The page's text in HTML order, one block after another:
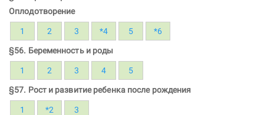
Оплодотворение
1 2 3 *4 5 *6
§56. Беременность и роды
1 2 3 4 5
§57. Рост и развитие ребенка после рождения
1 *2 3